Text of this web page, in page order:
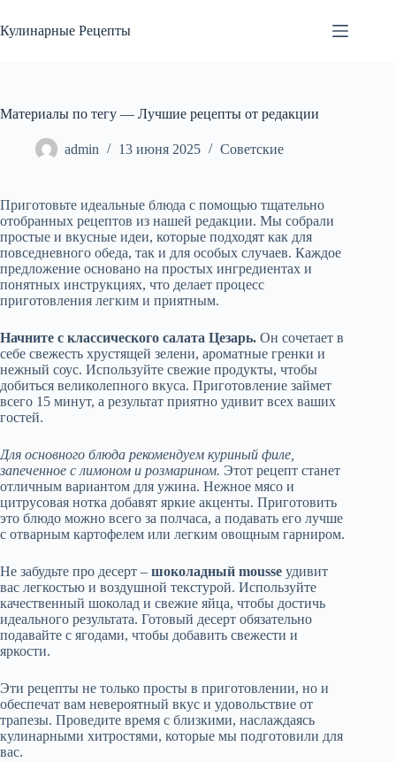
к
сути
Кулинарные Рецепты
Материалы по тегу — Лучшие рецепты от редакции
admin 13 июня 2025 Советские
Приготовьте идеальные блюда с помощью тщательно
отобранных рецептов из нашей редакции. Мы собрали
простые и вкусные идеи, которые подходят как для
повседневного обеда, так и для особых случаев. Каждое
предложение основано на простых ингредиентах и
понятных инструкциях, что делает процесс
приготовления легким и приятным.
Начните с классического салата Цезарь. Он сочетает в
себе свежесть хрустящей зелени, ароматные гренки и
нежный соус. Используйте свежие продукты, чтобы
добиться великолепного вкуса. Приготовление займет
всего 15 минут, а результат приятно удивит всех ваших
гостей.
Для основного блюда рекомендуем куриный филе,
запеченное с лимоном и розмарином. Этот рецепт станет
отличным вариантом для ужина. Нежное мясо и
цитрусовая нотка добавят яркие акценты. Приготовить
это блюдо можно всего за полчаса, а подавать его лучше
с отварным картофелем или легким овощным гарниром.
Не забудьте про десерт – шоколадный mousse удивит
вас легкостью и воздушной текстурой. Используйте
качественный шоколад и свежие яйца, чтобы достичь
идеального результата. Готовый десерт обязательно
подавайте с ягодами, чтобы добавить свежести и
яркости.
Эти рецепты не только просты в приготовлении, но и
обеспечат вам невероятный вкус и удовольствие от
трапезы. Проведите время с близкими, наслаждаясь
кулинарными хитростями, которые мы подготовили для
вас.